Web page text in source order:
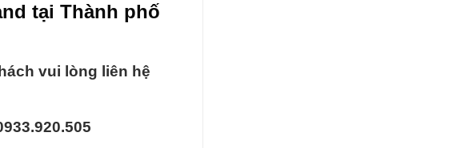
tại Thành phố
vui lòng liên hệ